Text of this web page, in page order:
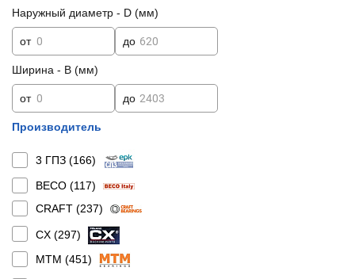
Наружный диаметр - D (мм)
от до
Ширина - B (мм)
от до
Производитель
3 ГПЗ (166)
BECO (117)
CRAFT (237)
CX (297)
MTM (451)